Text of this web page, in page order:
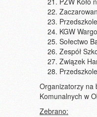
KGW
Sołectwo
Zespół
Związek
Organiza­torzy na
Komunalnych w
Zebrano: